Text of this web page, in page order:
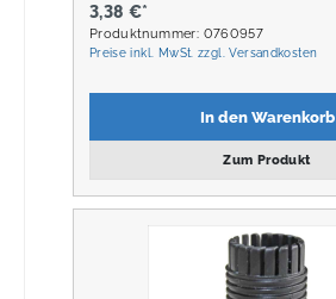
3,38 €*
Produktnummer: 0760957
Preise inkl. MwSt. zzgl. Versandkosten
In den Warenkorb
Zum Produkt